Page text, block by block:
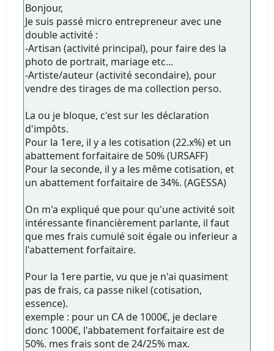
Bonjour,
Je suis passé micro entrepreneur avec une
double activité :
-Artisan (activité principal), pour faire des la
photo de portrait, mariage etc...
-Artiste/auteur (activité secondaire), pour
vendre des tirages de ma collection perso.
La ou je bloque, c'est sur les déclaration
d'impôts.
Pour la 1ere, il y a les cotisation (22.x%) et un
abattement forfaitaire de 50% (URSAFF)
Pour la seconde, il y a les même cotisation, et
un abattement forfaitaire de 34%. (AGESSA)
On m'a expliqué que pour qu'une activité soit
intéressante financièrement parlante, il faut
que mes frais cumulé soit égale ou inferieur a
l'abattement forfaitaire.
Pour la 1ere partie, vu que je n'ai quasiment
pas de frais, ca passe nikel (cotisation,
essence).
exemple : pour un CA de 1000€, je declare
donc 1000€, l'abbatement forfaitaire est de
50%. mes frais sont de 24/25% max.